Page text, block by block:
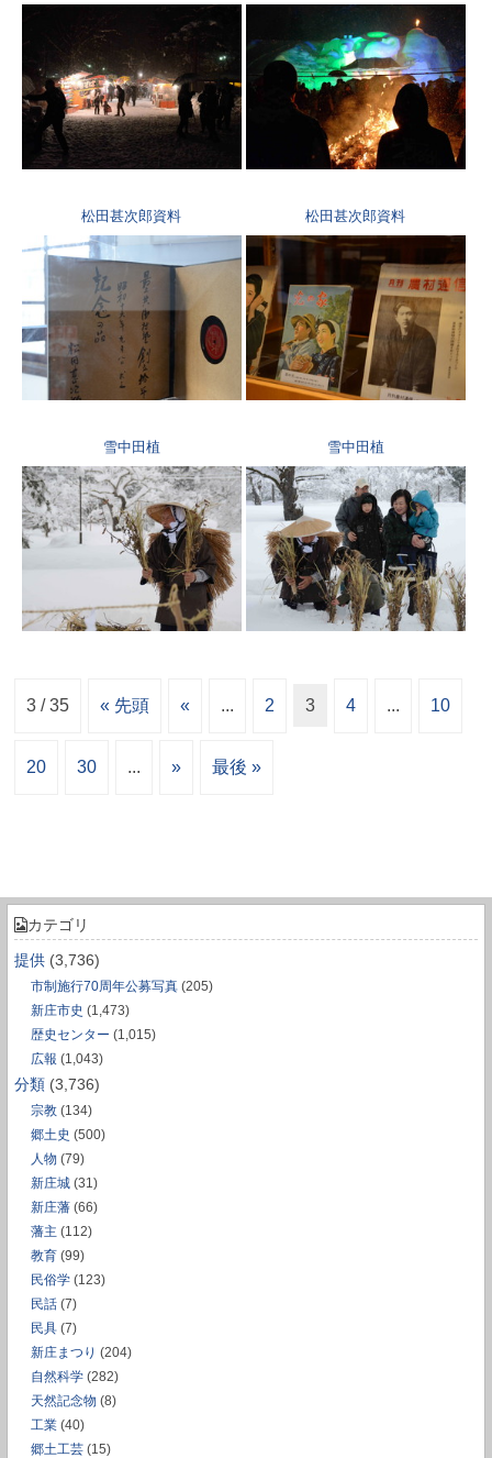
カテゴリ
提供 (3,736)
市制施行70周年公募写真 (205)
新庄市史 (1,473)
歴史センター (1,015)
広報 (1,043)
分類 (3,736)
宗教 (134)
郷土史 (500)
人物 (79)
新庄城 (31)
新庄藩 (66)
藩主 (112)
教育 (99)
民俗学 (123)
民話 (7)
民具 (7)
新庄まつり (204)
自然科学 (282)
天然記念物 (8)
工業 (40)
郷土工芸 (15)
松田甚次郎資料 松田甚次郎資料
雪中田植 雪中田植
3 / 35 « 先頭 « ... 2 3 4 ... 10
20 30 ... » 最後 »